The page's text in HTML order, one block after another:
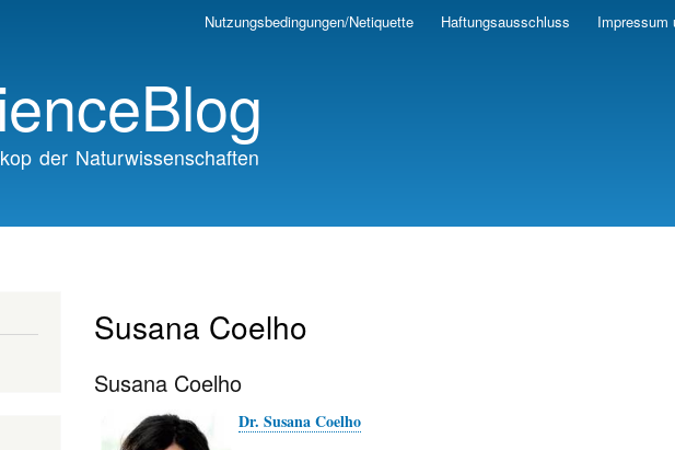
Skip
Nutzungsbedingungen/Netiquette Haftungsausschluss Impressum
der Naturwissenschaften
Susana Coelho
Susana Coelho
Dr. Susana Coelho